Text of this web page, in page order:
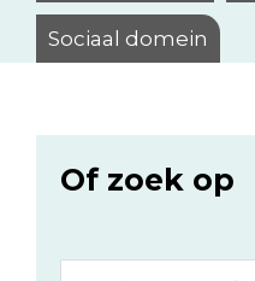
Sociaal domein
Of zoek op